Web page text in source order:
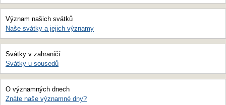
Význam našich svátků
Naše svátky a jejich významy
Svátky v zahraničí
Svátky u sousedů
O významných dnech
Znáte naše významné dny?